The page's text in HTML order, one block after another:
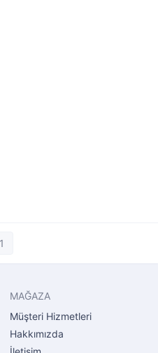
1
MAĞAZA
Müşteri Hizmetleri
Hakkımızda